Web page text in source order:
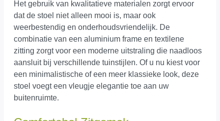
Het gebruik van kwalitatieve materialen zorgt ervoor
dat de stoel niet alleen mooi is, maar ook
weerbestendig en onderhoudsvriendelijk. De
combinatie van een aluminium frame en textilene
zitting zorgt voor een moderne uitstraling die naadloos
aansluit bij verschillende tuinstijlen. Of u nu kiest voor
een minimalistische of een meer klassieke look, deze
stoel voegt een vleugje elegantie toe aan uw
buitenruimte.